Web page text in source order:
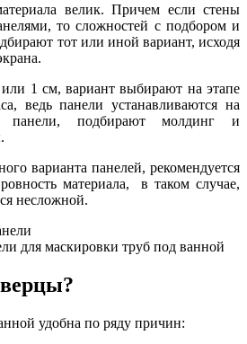
велик. Причем если стены
то сложностей с подбором и
тот или иной вариант, исходя
1 см, вариант выбирают на этапе
ведь панели устанавливаются на
панели, подбирают молдинг и
варианта панелей, рекомендуется
материала, в таком случае,
несложной.
для маскировки труб под ванной
удобна по ряду причин: